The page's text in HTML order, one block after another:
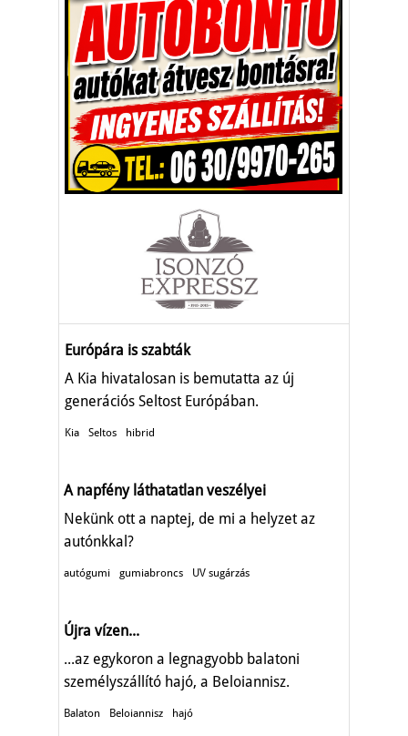
Európára is szabták
A Kia hivatalosan is bemutatta az új
generációs Seltost Európában.
Kia Seltos hibrid
A napfény láthatatlan veszélyei
Nekünk ott a naptej, de mi a helyzet az
autónkkal?
autógumi gumiabroncs UV sugárzás
Újra vízen...
...az egykoron a legnagyobb balatoni
személyszállító hajó, a Beloiannisz.
Balaton Beloiannisz hajó